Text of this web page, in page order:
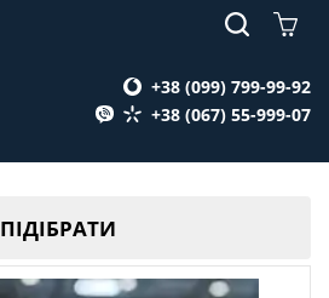
+38 (099) 799-99-92
+38 (067) 55-999-07
ПІДІБРАТИ